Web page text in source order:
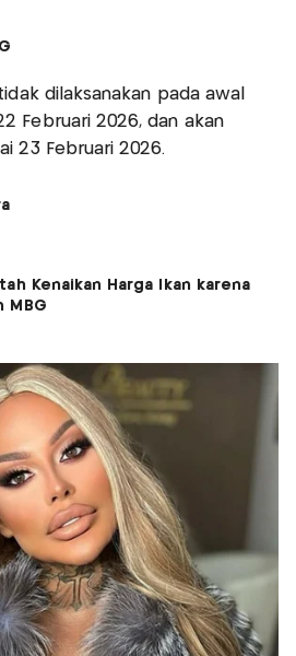
dilaksanakan pada awal
Februari 2026, dan akan
23 Februari 2026.
Kenaikan Harga Ikan karena
MBG